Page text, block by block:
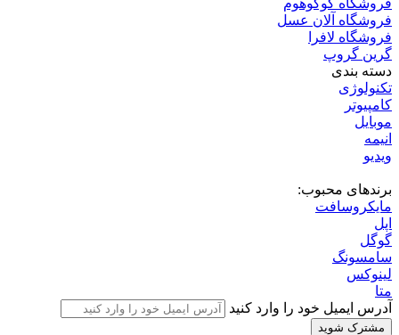
مصرف می‌کنند؛ راه‌حل در راه است
1 هفته پیش